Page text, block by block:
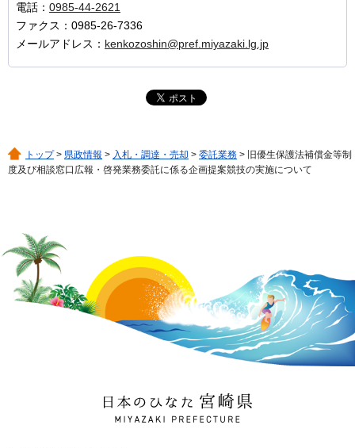
電話： 0985-44-2621
ファクス：0985-26-7336
メールアドレス： kenkozoshin@pref.miyazaki.lg.jp
トップ> 県政情報 > 入札・調達・売却 > 委託業務 > 旧優生保護法補償金等制
度及び相談窓口広報・啓発業務委託に係る企画提案競技の実施について
日本のひなた 宮崎県
MIYAZAKI PREFECTURE